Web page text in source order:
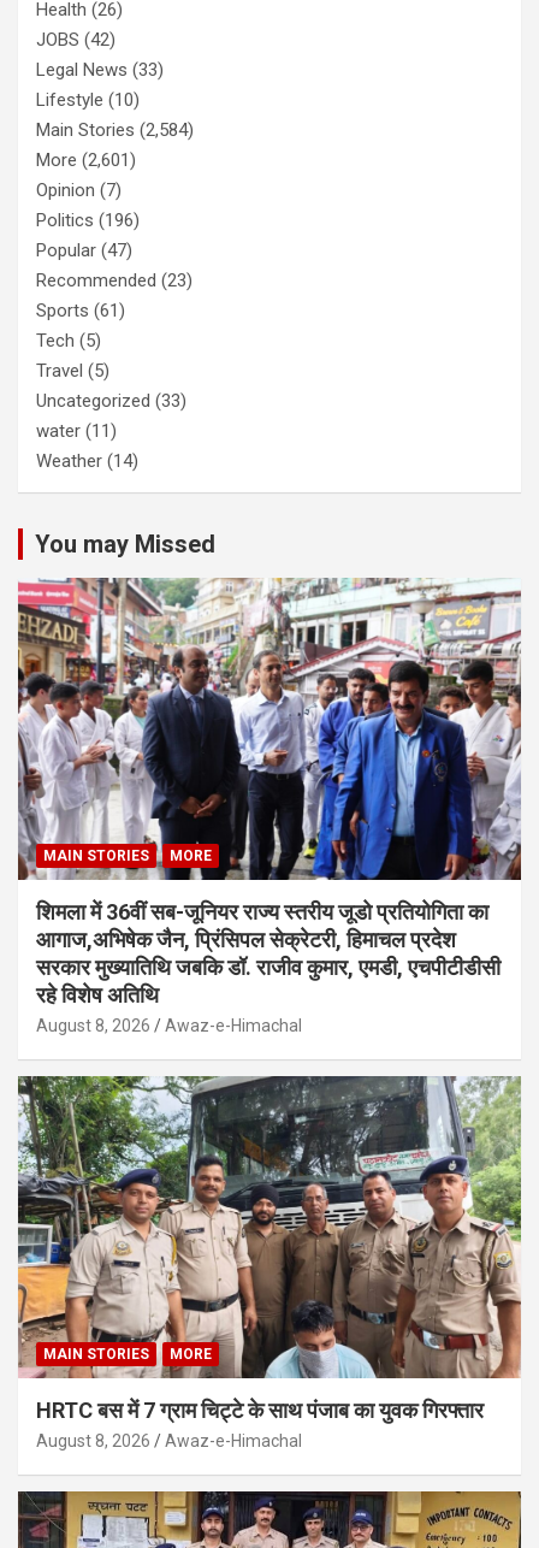
Health (26)
JOBS (42)
Legal News (33)
Lifestyle (10)
Main Stories (2,584)
More (2,601)
Opinion (7)
Politics (196)
Popular (47)
Recommended (23)
Sports (61)
Tech (5)
Travel (5)
Uncategorized (33)
water (11)
Weather (14)
You may Missed
MAIN STORIES MORE
शिमला में 36वीं सब-जूनियर राज्य स्तरीय जूडो प्रतियोगिता का
आगाज,अभिषेक जैन, प्रिंसिपल सेक्रेटरी, हिमाचल प्रदेश
सरकार मुख्यातिथि जबकि डॉ. राजीव कुमार, एमडी, एचपीटीडीसी
रहे विशेष अतिथि
August 8, 2026 Awaz-e-Himachal
MAIN STORIES MORE
HRTC बस में 7 ग्राम चिट्टे के साथ पंजाब का युवक गिरफ्तार
August 8, 2026 Awaz-e-Himachal